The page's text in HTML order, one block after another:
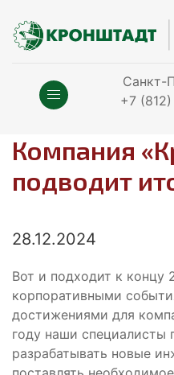
Санкт-
+7
Компания
подводит
28.12.2024
Вот и подходит к концу
корпоративными
достижениями для
году наши специалисты
разрабатывать новые